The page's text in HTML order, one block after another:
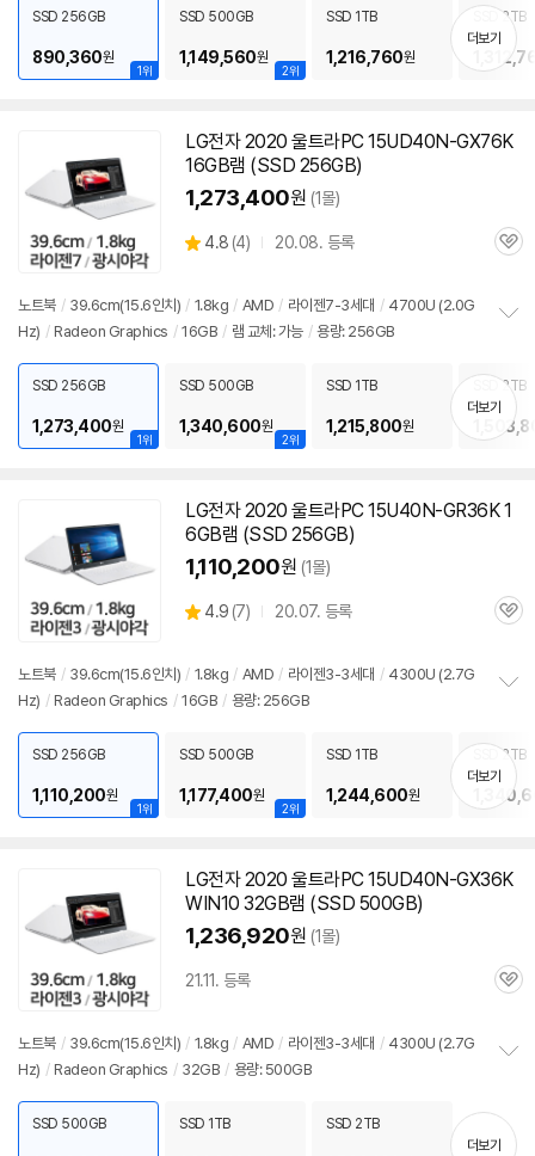
펼
치
기
1위
SSD 256GB
890,360원
2위
SSD 500GB
1,149,560원
SSD 1TB
1,216,760원
SSD 2TB
더보기
LG전자 2020 울트라PC 15UD40N-GX76K
16GB램 (SSD 256GB)
1,273,400원 (1몰)
별
4.8 (상
뷰
4) 20.08. 등록
관
노트북 / 39.6cm(15.6인치) / 1.8kg / AMD / 라이젠7-3세대 / 4700U (2.0G
Hz) / Radeon Graphics / 16GB / 램 교체: 가능 / 용량: 256GB
펼
치
기
1위
SSD 256GB
1,273,400원
2위
SSD 500GB
1,340,600원
SSD 1TB
1,215,800원
SSD 2TB
더보기
LG전자 2020 울트라PC 15U40N-GR36K 1
6GB램 (SSD 256GB)
1,110,200원 (1몰)
별
4.9 (상
7) 20.07. 등록
관
노트북 / 39.6cm(15.6인치) / 1.8kg / AMD / 라이젠3-3세대 / 4300U (2.7G
Hz) / Radeon Graphics / 16GB / 용량: 256GB
펼
치
기
1위
SSD 256GB
1,110,200원
2위
SSD 500GB
1,177,400원
SSD 1TB
1,244,600원
SSD 2TB
더보기
LG전자 2020 울트라PC 15UD40N-GX36K
WIN10 32GB램 (SSD 500GB)
1,236,920원 (1몰)
21.11. 등록
관
노트북 / 39.6cm(15.6인치) / 1.8kg / AMD / 라이젠3-3세대 / 4300U (2.7G
Hz) / Radeon Graphics / 32GB / 용량: 500GB
치
SSD 500GB SSD 1TB SSD 2TB
더보기